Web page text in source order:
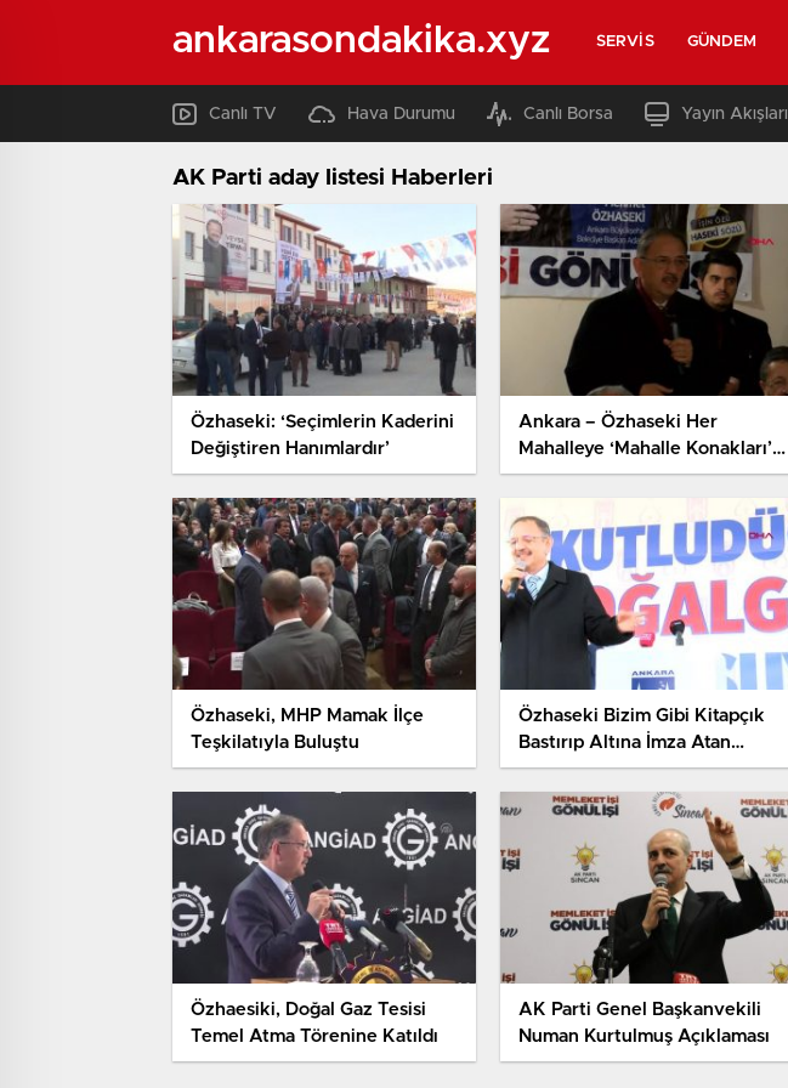
ankarasondakika.xyz SERVIS GÜNDEM
Canlı TV Hava Durumu Canlı Borsa Yayın Akışları
AK Parti aday listesi Haberleri
Özhaseki: ‘Seçimlerin Kaderini
Değiştiren Hanımlardır’
Ankara – Özhaseki Her
Mahalleye ‘Mahalle Konakları’
Yapacağız
Özhaseki, MHP Mamak İlçe
Teşkilatıyla Buluştu
Özhaseki Bizim Gibi Kitapçık
Bastırıp Altına İmza Atan
Görmedim-2
Özhaesiki, Doğal Gaz Tesisi
Temel Atma Törenine Katıldı
AK Parti Genel Başkanvekili
Numan Kurtulmuş Açıklaması